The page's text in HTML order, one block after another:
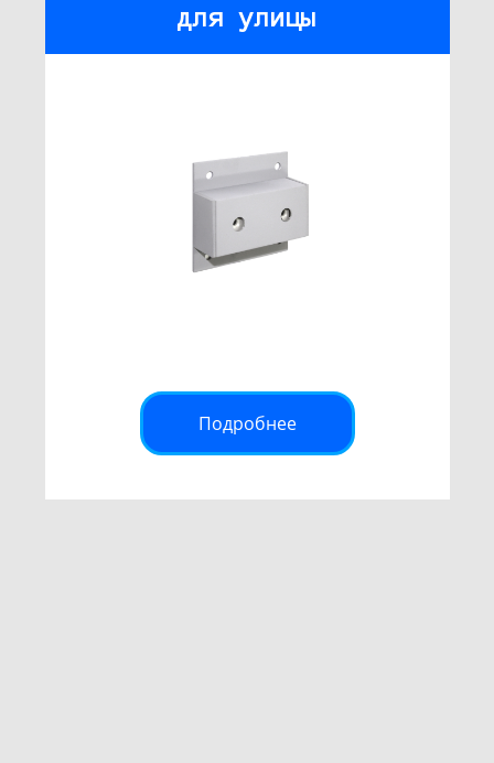
для улицы
Подробнее